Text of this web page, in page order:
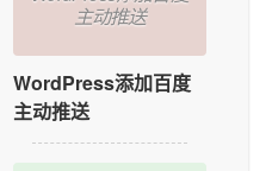
主动推送
WordPress添加百度
主动推送